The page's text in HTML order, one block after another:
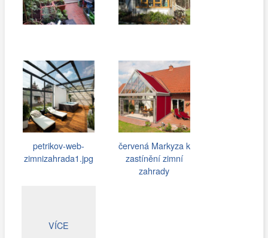
petrikov-web-
zimnizahrada1.jpg
červená Markyza k
zastínění zimní
zahrady
VÍCE